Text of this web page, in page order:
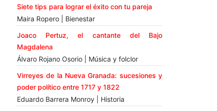
Siete tips para lograr el éxito con tu pareja
Maira Ropero | Bienestar
Joaco Pertuz, el cantante del Bajo
Magdalena
Álvaro Rojano Osorio | Música y folclor
Virreyes de la Nueva Granada: sucesiones y
poder político entre 1717 y 1822
Eduardo Barrera Monroy | Historia